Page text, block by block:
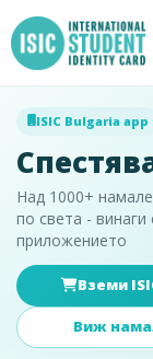
ISIC Bulgaria app
Над 1000+
по света - винаги
приложението
Вземи
Виж
Специални